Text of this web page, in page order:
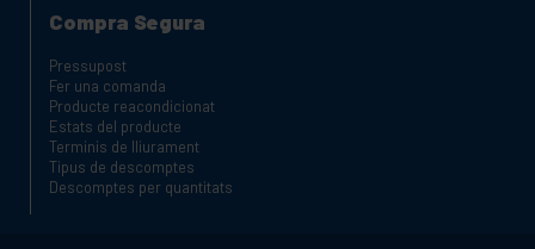
Compra Segura
Pressupost
Fer una comanda
Producte reacondicionat
Estats del producte
Terminis de lliurament
Tipus de descomptes
Descomptes per quantitats